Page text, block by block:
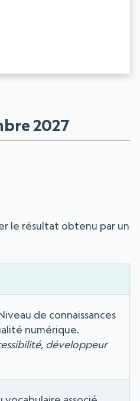
2027
le résultat obtenu par un
de connaissances
numérique.
développeur